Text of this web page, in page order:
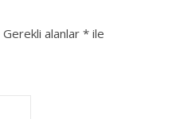
Gerekli alanlar * ile